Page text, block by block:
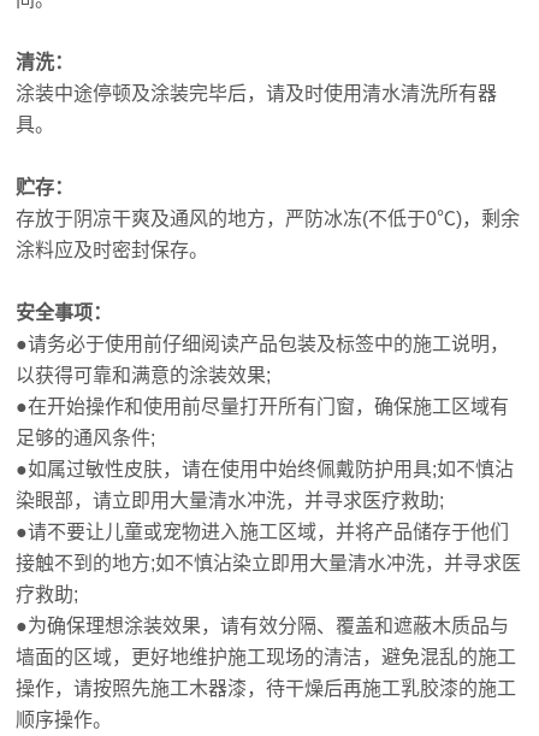
清洗：
涂装中途停顿及涂装完毕后，请及时使用清水清洗所有器
具。
贮存：
存放于阴凉干爽及通风的地方，严防冰冻(不低于0℃)，剩余
涂料应及时密封保存。
安全事项：
●请务必于使用前仔细阅读产品包装及标签中的施工说明，
以获得可靠和满意的涂装效果;
●在开始操作和使用前尽量打开所有门窗，确保施工区域有
足够的通风条件;
●如属过敏性皮肤，请在使用中始终佩戴防护用具;如不慎沾
染眼部，请立即用大量清水冲洗，并寻求医疗救助;
●请不要让儿童或宠物进入施工区域，并将产品储存于他们
接触不到的地方;如不慎沾染立即用大量清水冲洗，并寻求医
疗救助;
●为确保理想涂装效果，请有效分隔、覆盖和遮蔽木质品与
墙面的区域，更好地维护施工现场的清洁，避免混乱的施工
操作，请按照先施工木器漆，待干燥后再施工乳胶漆的施工
顺序操作。